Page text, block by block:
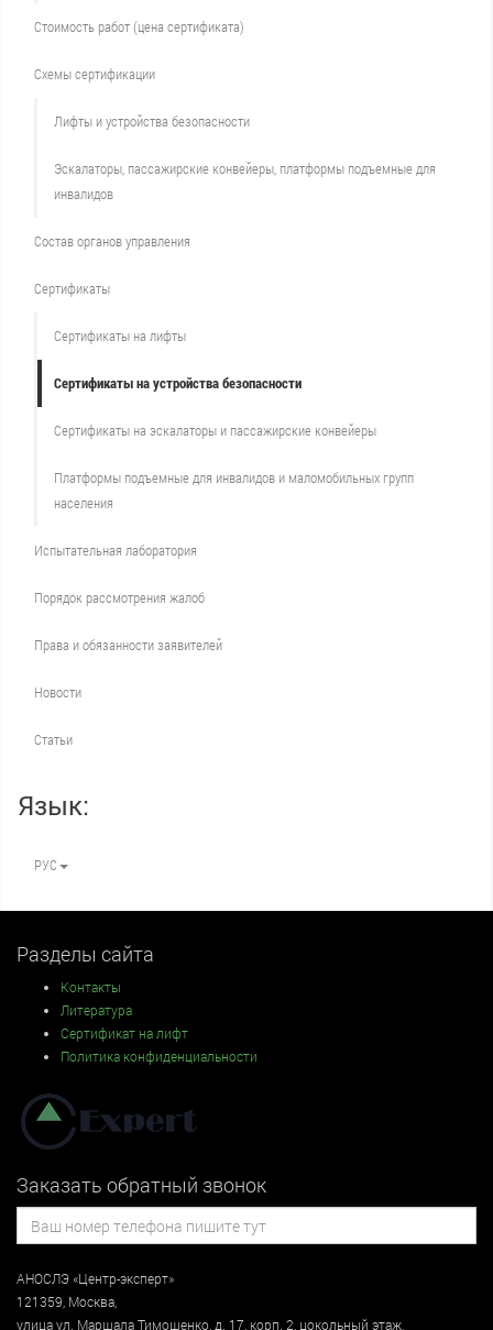
Стоимость работ (цена сертификата)
Схемы сертификации
Лифты и устройства безопасности
Эскалаторы, пассажирские конвейеры, платформы подъемные для
инвалидов
Состав органов управления
Сертификаты
Сертификаты на лифты
Сертификаты на устройства безопасности
Сертификаты на эскалаторы и пассажирские конвейеры
Платформы подъемные для инвалидов и маломобильных групп
населения
Испытательная лаборатория
Порядок рассмотрения жалоб
Права и обязанности заявителей
Новости
Статьи
Язык:
РУС
Разделы сайта
Контакты
Литература
Сертификат на лифт
Политика конфиденциальности
Заказать обратный звонок
АНОСЛЭ «Центр-эксперт»
121359 Москва
улицаул. Маршала Тимошенко, д. 17, корп. 2, цокольный этаж